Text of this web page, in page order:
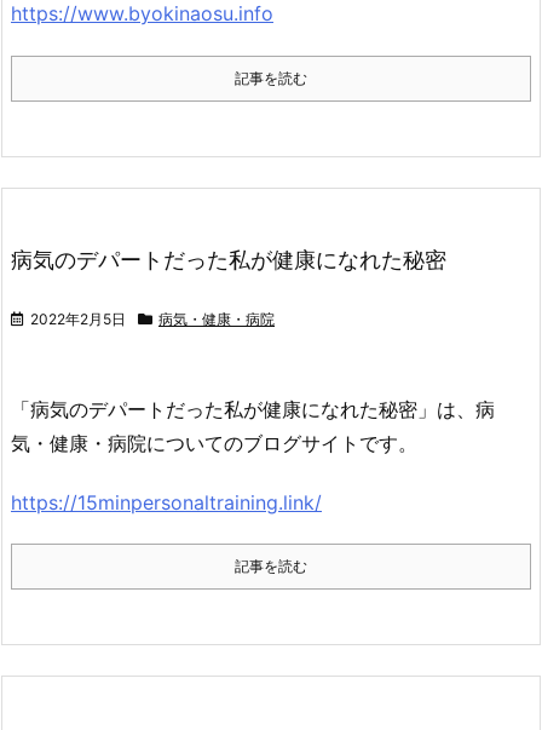
https://www.byokinaosu.info
記事を読む
病気のデパートだった私が健康になれた秘密
2022年2月5日 病気・健康・病院
「病気のデパートだった私が健康になれた秘密」は、病
気・健康・病院についてのブログサイトです。
https://15minpersonaltraining.link/
記事を読む